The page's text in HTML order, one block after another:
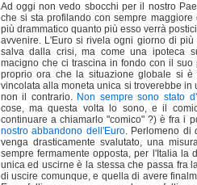
Ad oggi non vedo sbocchi per il nostro
che si sta profilando con sempre
più drammatico quanto più esso verrà
avvenire. L'Euro si rivela ogni giorno di
salva dalla crisi, ma come una ipoteca
macigno che ci trascina in fondo con il
proprio ora che la situazione globale si
vincolata alla moneta unica si troverebbe
non il contrario. Non sempre sono stato
cose, ma questa volta lo sono, e il
continuare a chiamarlo "comico" ?) è fra i
nostro abbandono dell'Euro. Perlomeno di
venga drasticamente svalutato, una
sempre fermamente opposta, per l'Italia la
unica ed uscirne è la stessa che passa fra
di uscire comunque, e quella di avere